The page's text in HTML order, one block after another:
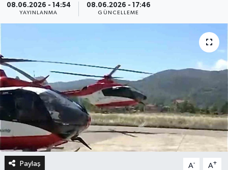
08.06.2026 - 14:54
YAYINLANMA
08.06.2026 - 17:46
GÜNCELLEME
Paylaş A- A+